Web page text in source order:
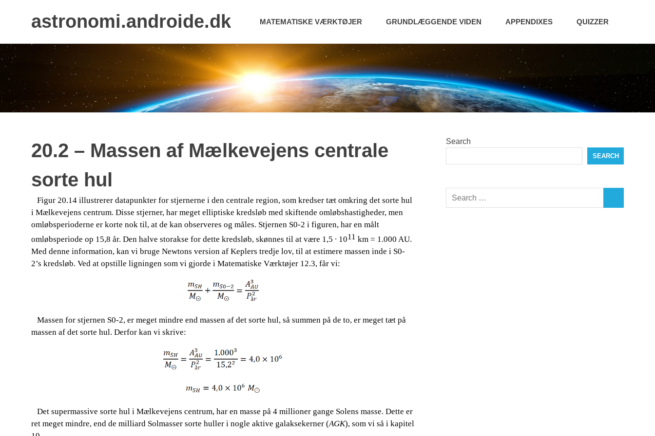
Skip
to
content
astronomi.androide.dk MATEMATISKE VÆRKTØJER GRUNDLÆGGENDE VIDEN APPENDIXES QUIZZER
20.2 – Massen af Mælkevejens centrale
sorte hul
​​ ​​​​ Figur 20.14 illustrerer datapunkter for stjernerne i den centrale region, som kredser tæt omkring det sorte hul
i Mælkevejens centrum. Disse stjerner, har meget elliptiske kredsløb med skiftende omløbshastigheder, men
omløbsperioderne er korte nok til, at de kan observeres og måles. Stjernen S0-2 i figuren, har en målt
omløbsperiode op 15,8 år. Den halve storakse for dette kredsløb, skønnes til at være 1,5 ∙ 1011 ​​ km = 1.000 AU.
Med denne information, kan vi bruge Newtons version af Keplers tredje lov, til at estimere massen inde i S0-
2’s kredsløb. Ved at opstille ligningen som vi gjorde i Matematiske Værktøjer 12.3, får vi:
Massen for stjernen S0-2, er meget mindre end massen af det sorte hul, så summen på de to, er meget tæt på
massen af det sorte hul. Derfor kan vi skrive:
​​ ​​​​ Det supermassive sorte hul i Mælkevejens centrum, har en masse på 4 millioner gange Solens masse. Dette er
ret meget mindre, end de milliard Solmasser sorte huller i nogle aktive galaksekerner (AGK), som vi så i kapitel
Search
SEARCH
Search